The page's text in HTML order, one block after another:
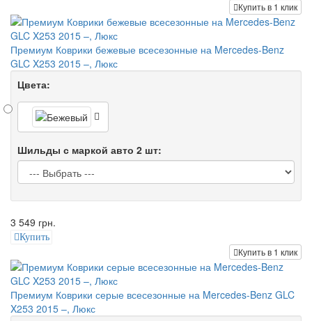
Купить в 1 клик
Премиум Коврики бежевые всесезонные на Mercedes-Benz
GLC X253 2015 –, Люкс
Цвета:
Шильды с маркой авто 2 шт:
3 549 грн.
Купить
Купить в 1 клик
Премиум Коврики серые всесезонные на Mercedes-Benz GLC
X253 2015 –, Люкс